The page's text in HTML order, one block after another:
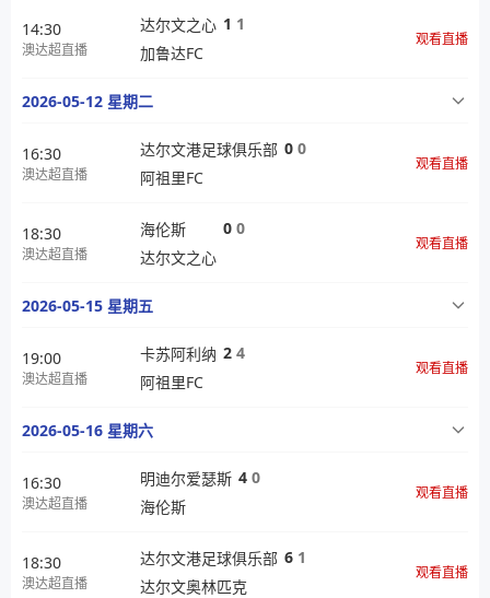
14:30
澳达超直播
达尔文之心
加鲁达FC
1 1
观看直播
2026-05-12 星期二
16:30
澳达超直播
达尔文港足球俱乐部
阿祖里FC
0 0
观看直播
18:30
澳达超直播
海伦斯
达尔文之心
0 0
观看直播
2026-05-15 星期五
19:00
澳达超直播
卡苏阿利纳
阿祖里FC
2 4
观看直播
2026-05-16 星期六
16:30
澳达超直播
明迪尔爱瑟斯
海伦斯
4 0
观看直播
18:30
澳达超直播
达尔文港足球俱乐部
达尔文奥林匹克
6 1
观看直播